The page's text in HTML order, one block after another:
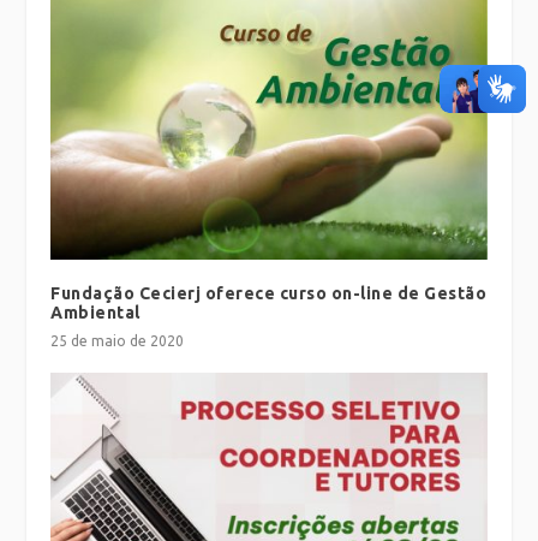
Fundação Cecierj oferece curso on-line de Gestão
Ambiental
25 de maio de 2020